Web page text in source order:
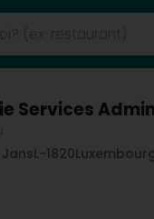
Services
L-1820